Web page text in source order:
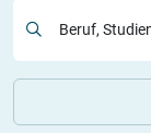
Beruf,